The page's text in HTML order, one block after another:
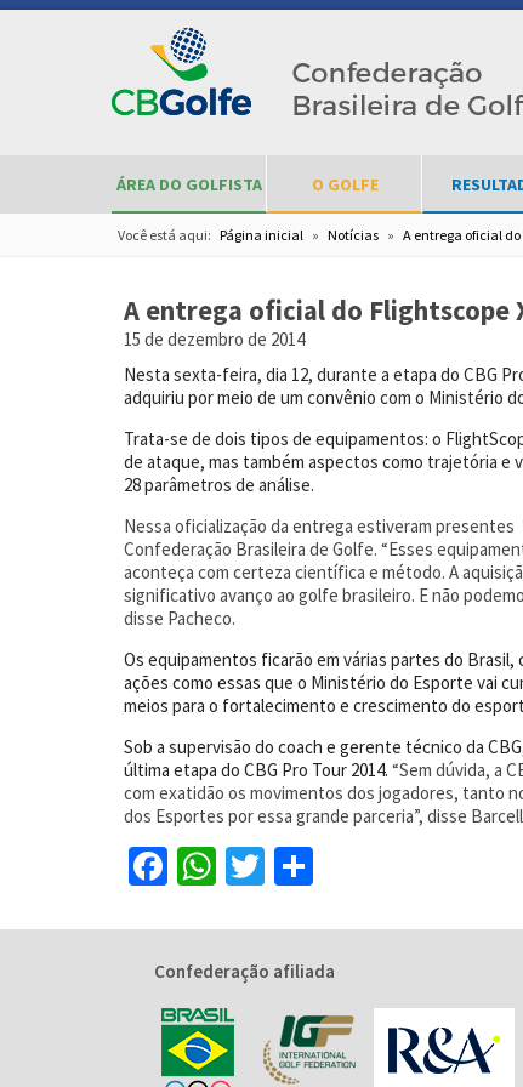
ÁREA DO GOLFISTA O GOLFE
Você está aqui: Página inicial » Notícias » A entrega oficial do
A entrega oficial do Flightscope
15 de dezembro de 2014
Nesta sexta-feira, dia 12, durante a etapa do CBG
adquiriu por meio de um convênio com o Ministério
Trata-se de dois tipos de equipamentos: o
de ataque, mas também aspectos como trajetória
28 parâmetros de análise.
Nessa oficialização da entrega estiveram presentes
Confederação Brasileira de Golfe. “Esses
aconteça com certeza científica e método. A
significativo avanço ao golfe brasileiro. E não
disse Pacheco.
Os equipamentos ficarão em várias partes do
ações como essas que o Ministério do Esporte vai
meios para o fortalecimento e crescimento do
Sob a supervisão do coach e gerente técnico da
última etapa do CBG Pro Tour 2014. “Sem dúvida, a
com exatidão os movimentos dos jogadores, tanto
dos Esportes por essa grande parceria”, disse
Facebook
WhatsApp
Twitter
Confederação afiliada